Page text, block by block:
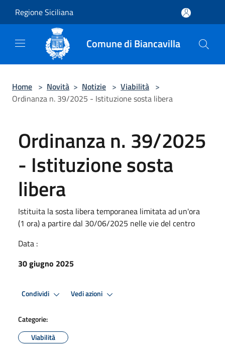
Regione Siciliana
Comune di Biancavilla
Home > Novità > Notizie > Viabilità >
Ordinanza n. 39/2025 - Istituzione sosta libera
Ordinanza n. 39/2025
- Istituzione sosta
libera
Istituita la sosta libera temporanea limitata ad un'ora
(1 ora) a partire dal 30/06/2025 nelle vie del centro
Data :
30 giugno 2025
Condividi Vedi azioni
Categorie:
Viabilità